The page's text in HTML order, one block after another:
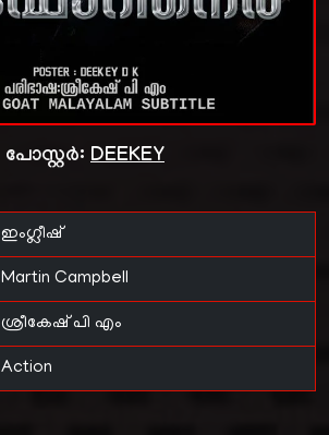
പോസ്റ്റർ: DEEKEY
ഇംഗ്ലീഷ്
Martin Campbell
ശ്രീകേഷ് പി എം
Action